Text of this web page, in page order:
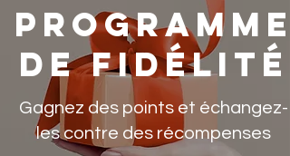
Programme
de fidélité
Gagnez des points et échangez-
les contre des récompenses